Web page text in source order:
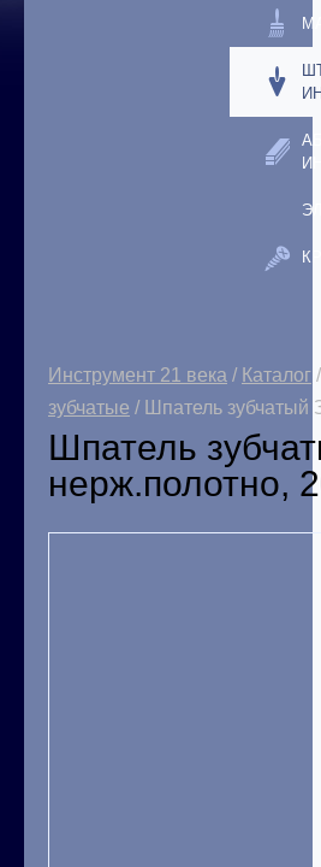
Инструмент 21 века / Каталог /
зубчатые / Шпатель
Шпатель
нерж.полотно,